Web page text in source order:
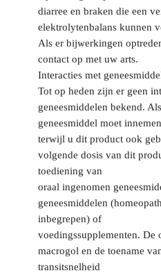
diarree en braken die een
elektrolytenbalans kunnen
Als er bijwerkingen
contact op met uw arts.
Interacties met
Tot op heden zijn er geen
geneesmiddelen bekend.
geneesmiddel moet innemen
terwijl u dit product ook
volgende dosis van dit
toediening van
oraal ingenomen
geneesmiddelen
inbegrepen) of
voedingssupplementen. De
macrogol en de toename
transitsnelheid